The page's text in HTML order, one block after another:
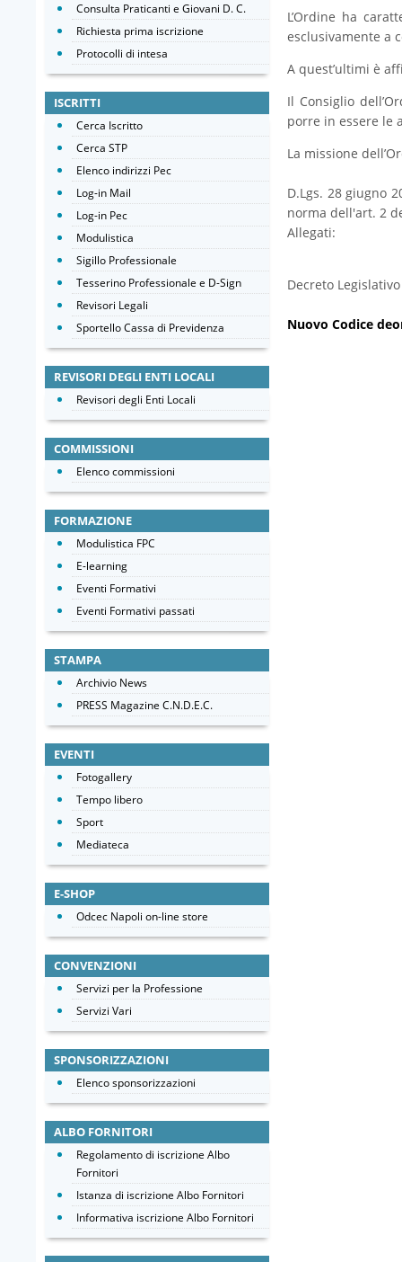
L’Ordine ha
esclusivamente a
A quest’ultimi è
Il Consiglio
porre in essere le
La missione
D.Lgs. 28 giugno
norma dell'art. 2
Allegati:
Decreto
Nuovo Codice
Consulta Praticanti e Giovani D. C.
Richiesta prima iscrizione
Protocolli di intesa
ISCRITTI
Cerca Iscritto
Cerca STP
Elenco indirizzi Pec
Log-in Mail
Log-in Pec
Modulistica
Sigillo Professionale
Tesserino Professionale e D-Sign
Revisori Legali
Sportello Cassa di Previdenza
REVISORI DEGLI ENTI LOCALI
Revisori degli Enti Locali
COMMISSIONI
Elenco commissioni
FORMAZIONE
Modulistica FPC
E-learning
Eventi Formativi
Eventi Formativi passati
STAMPA
Archivio News
PRESS Magazine C.N.D.E.C.
EVENTI
Fotogallery
Tempo libero
Sport
Mediateca
E-SHOP
Odcec Napoli on-line store
CONVENZIONI
Servizi per la Professione
Servizi Vari
SPONSORIZZAZIONI
Elenco sponsorizzazioni
ALBO FORNITORI
Regolamento di iscrizione Albo
Fornitori
Istanza di iscrizione Albo Fornitori
Informativa iscrizione Albo Fornitori